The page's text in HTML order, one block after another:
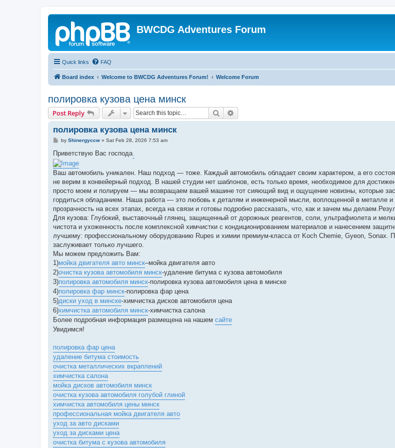
BWCDG Adventures Forum
Quick links FAQ
Board index Welcome to BWCDG Adventures Forum! Welcome Forum
полировка кузова цена минск
Post Reply Search
полировка кузова цена минск
P
s
by Shinergyccw» Sat Feb 28, 2026 7:53 am
Приветствую Вас господа.
Ваш автомобиль уникален. Наш подход — тоже. Каждый автомобиль обладает своим характером, а его
не верим в конвейерный подход. В нашей студии нет шаблонов, есть только время, необходимое для
просто моем и полируем — мы возвращаем вашей машине тот сияющий вид и ощущение новизны, которые
гордиться обладанием. Наша работа — это любовь к деталям и инженерной мысли, воплощенной в металле
прозрачность на всех этапах, всегда на связи и готовы подробно рассказать, что, как и зачем мы
Для кузова: Глубокий, выставочный глянец, защищенный от дорожных реагентов, соли, ультрафиолета и
чистота и ухоженность после комплексной химчистки с кондиционированием материалов и нанесением
лучшему: профессиональному оборудованию Rupes и химии премиум-класса от Koch Chemie, Gyeon, Sonax.
заслуживает только лучшего.
Мы можем предложить Вам:
1)мойка двигателя авто минск–мойка двигателя авто
2)очистка кузова автомобиля минск-удаление битума с кузова автомобиля
3)полировка автомобиля минск-полировка кузова автомобиля цена в минске
4)полировка фар минск-полировка фар цена
5)диски уход в минске-химчистка дисков автомобиля цена
6)химчистка автомобиля минск-химчистка салона
Более подробная информация размещена на нашем сайте
Увидимся!
полировка фар цена
удаление битума стоимость
очистка металлических вкраплений
химчистка салона
мойка дисков автомобиля минск
очистка кузова автомобиля голубой глиной
химчистка автомобиля цены минск
профессиональная мойка двигателя авто
уход за авто дисками
уход за дисками цена
очистка битума с кузова автомобиля